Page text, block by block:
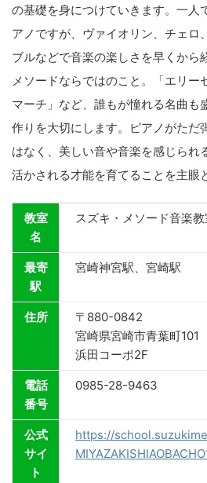
の基礎を身につけていきます。一人
アノですが、ヴァイオリン、チェロ
ブルなどで音楽の楽しさを早くから
メソードならではのこと。「エリー
マーチ」など、誰もが憧れる名曲も
作りを大切にします。ピアノがただ
はなく、美しい音や音楽を感じられ
活かされる才能を育てることを主眼
教室
名
スズキ・メソード音楽
最寄
駅
宮崎神宮駅、宮崎駅
住所
〒880-0842
宮崎県宮崎市青葉町101
浜田コーポ2F
電話
番号
0985-28-9463
公式
サイ
ト
https://